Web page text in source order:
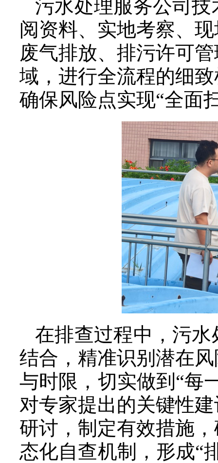
污水处理服务公司
阅资料、实地考察、
废气排放、排污许可
域，进行全流程的细
确保风险点实现“全面
在排查过程中，污
结合，精准识别潜在
与时限，切实做到“每
对专家提出的关键性
研讨，制定有效措施
态化自查机制，形成